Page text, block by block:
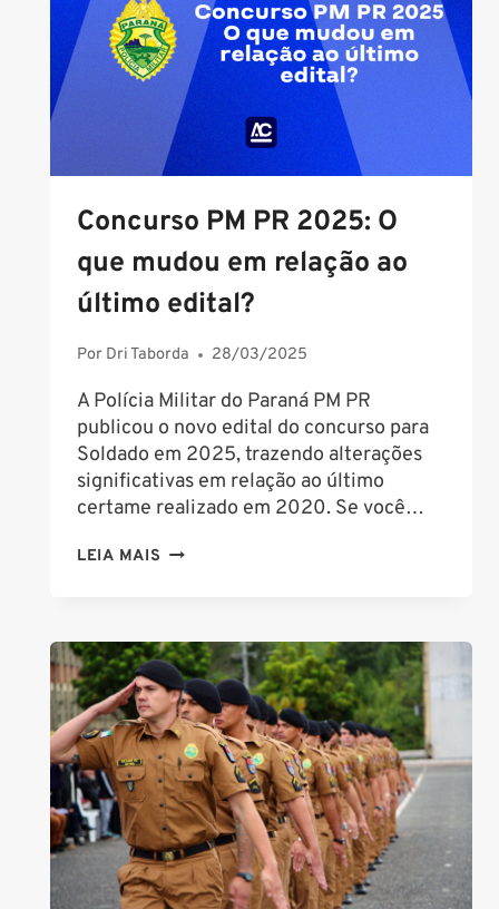
SOLDADO
PM
PR?
Concurso PM PR 2025: O
que mudou em relação ao
último edital?
Por Dri Taborda 28/03/2025
A Polícia Militar do Paraná PM PR
publicou o novo edital do concurso para
Soldado em 2025, trazendo alterações
significativas em relação ao último
certame realizado em 2020. Se você…
LEIA MAIS CONCURSO
O
QUE
MUDOU
EM
RELAÇÃO
AO
ÚLTIMO
EDITAL?